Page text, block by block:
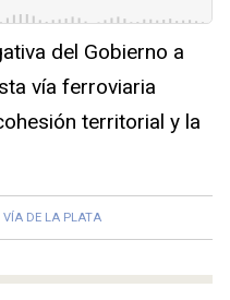
del Gobierno a
vía ferroviaria
territorial y la
VÍA DE LA PLATA